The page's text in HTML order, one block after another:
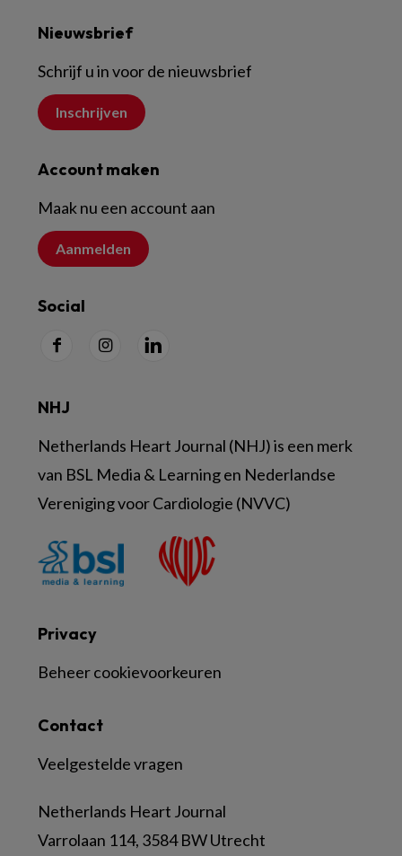
Nieuwsbrief
Schrijf u in voor de nieuwsbrief
Inschrijven
Account maken
Maak nu een account aan
Aanmelden
Social
Contact
Veelgestelde vragen
Netherlands Heart Journal
Varrolaan 114, 3584 BW Utrecht
Privacy
Beheer cookievoorkeuren
NHJ
Netherlands Heart Journal (NHJ) is een merk
van BSL Media & Learning en Nederlandse
Vereniging voor Cardiologie (NVVC)